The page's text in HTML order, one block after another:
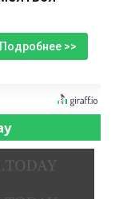
Подробнее >>